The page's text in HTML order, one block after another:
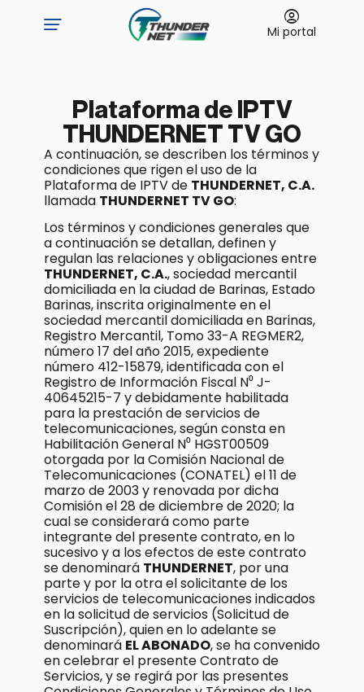
Mi portal
Plataforma de IPTV
THUNDERNET TV GO
A continuación, se describen los términos y
condiciones que rigen el uso de la
Plataforma de IPTV de THUNDERNET, C.A.
llamada THUNDERNET TV GO:
Los términos y condiciones generales que
a continuación se detallan, definen y
regulan las relaciones y obligaciones entre
THUNDERNET, C.A., sociedad mercantil
domiciliada en la ciudad de Barinas, Estado
Barinas, inscrita originalmente en el
sociedad mercantil domiciliada en Barinas,
Registro Mercantil, Tomo 33-A REGMER2,
número 17 del año 2015, expediente
número 412-15879, identificada con el
Registro de Información Fiscal N⁰ J-
40645215-7 y debidamente habilitada
para la prestación de servicios de
telecomunicaciones, según consta en
Habilitación General N⁰ HGST00509
otorgada por la Comisión Nacional de
Telecomunicaciones (CONATEL) el 11 de
marzo de 2003 y renovada por dicha
Comisión el 28 de diciembre de 2020; la
cual se considerará como parte
integrante del presente contrato, en lo
sucesivo y a los efectos de este contrato
se denominará THUNDERNET, por una
parte y por la otra el solicitante de los
servicios de telecomunicaciones indicados
en la solicitud de servicios (Solicitud de
Suscripción), quien en lo adelante se
denominará EL ABONADO, se ha convenido
en celebrar el presente Contrato de
Servicios, y se regirá por las presentes